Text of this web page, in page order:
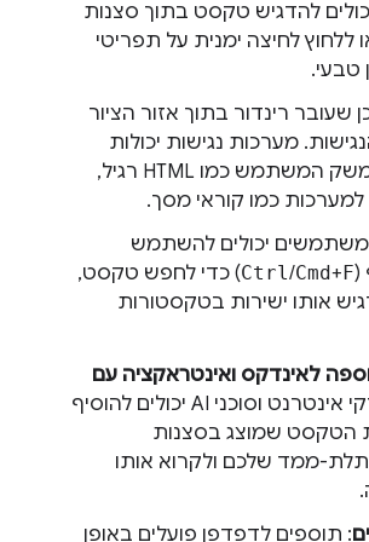
להדגיש טקסט בתוך סצנות
לחיצה ימנית על תפריטי
טבעי.
שעובר רינדור בתוך אזור הציור
מערכות נגישות יכולות
לנתח את ממשק המשתמש כמו HTML רגיל,
למערכות כמו קוראי מסך.
יכולים להשתמש
(
Ctrl/Cmd+F
) כדי לחפש טקסט,
אותו ישירות בטקסטורות
לאינדקס ואינטראקציה עם
: סורקי אינטרנט וסוכני AI יכולים להוסיף
הטקסט שמוצג בסצנות
ממד שלכם ולקרוא אותו
: תוספים לדפדפן פועלים באופן